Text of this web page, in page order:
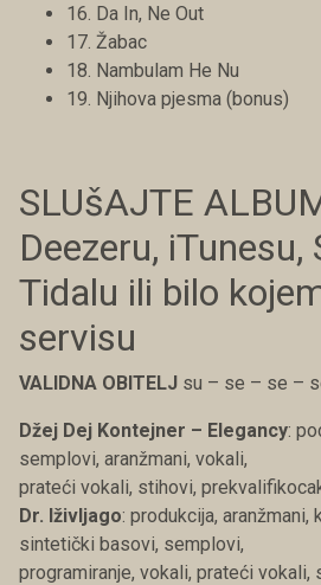
16. Da In, Ne Out
17. Žabac
18. Nambulam He Nu
19. Njihova pjesma (bonus)
SLUšAJTE
Deezeru, iTunesu,
Tidalu ili bilo
servisu
VALIDNA OBITELJ su – se – se –
Džej Dej Kontejner – Elegancy:
semplovi, aranžmani, vokali,
prateći vokali, stihovi,
Dr. Iživljago: produkcija, aranžmani,
sintetički basovi, semplovi,
programiranje, vokali, prateći vokali,